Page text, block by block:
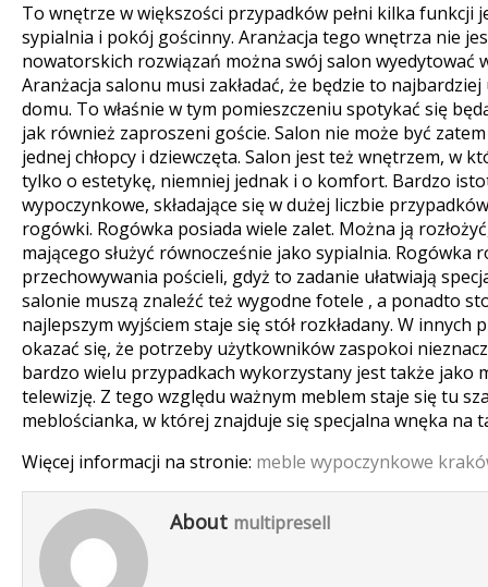
To wnętrze w większości przypadków pełni kilka funkcji
sypialnia i pokój gościnny. Aranżacja tego wnętrza nie
nowatorskich rozwiązań można swój salon wyedytować
Aranżacja salonu musi zakładać, że będzie to
domu. To właśnie w tym pomieszczeniu spotykać się
jak również zaproszeni goście. Salon nie może być
jednej chłopcy i dziewczęta. Salon jest też wnętrzem, w
tylko o estetykę, niemniej jednak i o komfort. Bardzo
wypoczynkowe, składające się w dużej liczbie
rogówki. Rogówka posiada wiele zalet. Można ją
mającego służyć równocześnie jako sypialnia. Rogówka
przechowywania pościeli, gdyż to zadanie ułatwiają
salonie muszą znaleźć też wygodne fotele , a ponadto
najlepszym wyjściem staje się stół rozkładany. W innych
okazać się, że potrzeby użytkowników zaspokoi
bardzo wielu przypadkach wykorzystany jest także jako
telewizję. Z tego względu ważnym meblem staje się tu
meblościanka, w której znajduje się specjalna wnęka na
Więcej informacji na stronie: meble wypoczynkowe
About multipresell